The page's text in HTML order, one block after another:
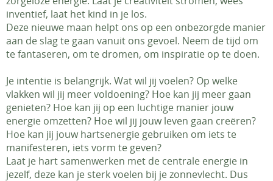
inventief, laat het kind in je los.
Deze nieuwe maan helpt ons op een onbezorgde manier
aan de slag te gaan vanuit ons gevoel. Neem de tijd om
te fantaseren, om te dromen, om inspiratie op te doen.
Je intentie is belangrijk. Wat wil jij voelen? Op welke
vlakken wil jij meer voldoening? Hoe kan jij meer gaan
genieten? Hoe kan jij op een luchtige manier jouw
energie omzetten? Hoe wil jij jouw leven gaan creëren?
Hoe kan jij jouw hartsenergie gebruiken om iets te
manifesteren, iets vorm te geven?
Laat je hart samenwerken met de centrale energie in
jezelf, deze kan je sterk voelen bij je zonnevlecht. Dus